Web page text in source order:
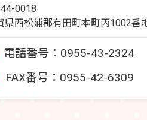
0018
県西松浦郡有田町本町丙1002番
電話番号： 0955-43-2324
FAX番号：0955-42-6309